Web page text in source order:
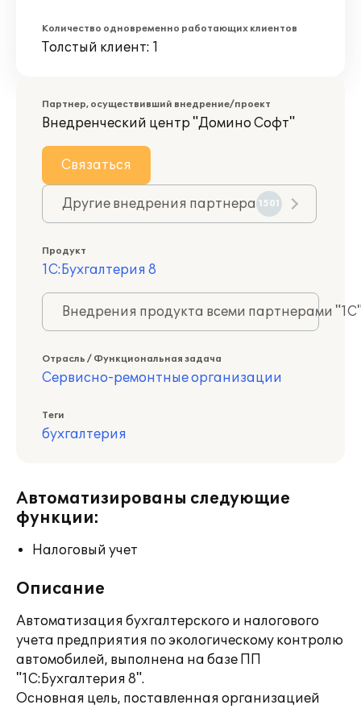
Количество одновременно работающих клиентов
Толстый клиент: 1
Партнер, осуществивший внедрение/проект
Внедренческий центр "Домино Софт"
Связаться
Другие внедрения партнера 1501
Продукт
1С:Бухгалтерия 8
Внедрения продукта всеми партнерами
Отрасль / Функциональная задача
Сервисно-ремонтные организации
Теги
бухгалтерия
Автоматизированы следующие
функции:
Налоговый учет
Описание
Автоматизация бухгалтерского и налогового
учета предприятия по экологическому контролю
автомобилей, выполнена на базе ПП
"1С:Бухгалтерия 8".
Основная цель, поставленная организацией